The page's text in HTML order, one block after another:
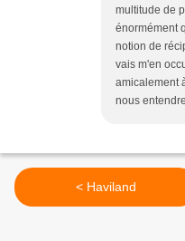
multitude de
énormément
notion de
vais m'en
amicalement
nous
< Haviland